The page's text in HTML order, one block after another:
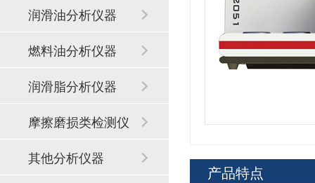
产品特点
润滑油分析仪器
燃料油分析仪器
润滑脂分析仪器
摩擦磨损类检测仪
器
其他分析仪器